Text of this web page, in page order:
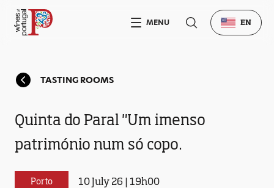
TASTING ROOMS
Quinta do Paral "Um imenso
património num só copo.
Porto 10 July 26 | 19h00
MENU EN